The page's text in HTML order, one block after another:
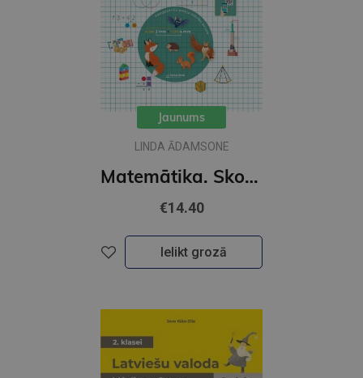
Jaunums
LINDA ĀDAMSONE
Matemātika. Skolēna grāmata 2. klasei I daļa
€14.40
Ielikt grozā